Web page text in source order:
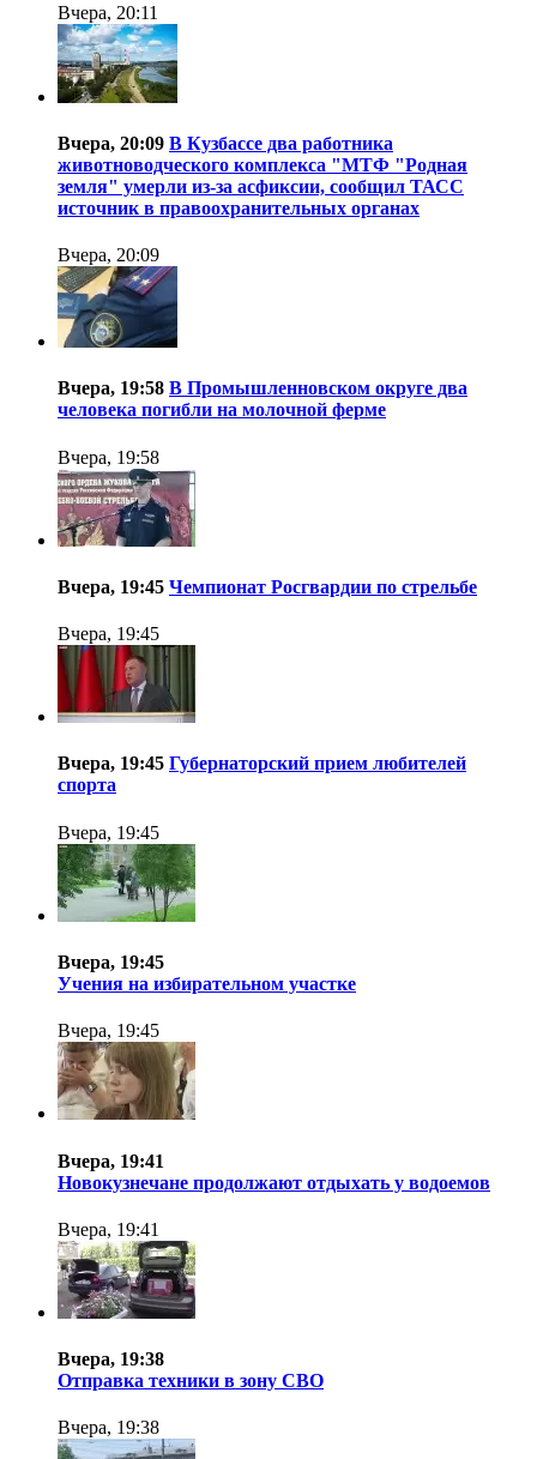
Вчера, 20:11
Вчера, 20:09 В Кузбассе два работника
животноводческого комплекса "МТФ "Родная
земля" умерли из-за асфиксии, сообщил ТАСС
источник в правоохранительных органах
Вчера, 20:09
Вчера, 19:58 В Промышленновском округе два
человека погибли на молочной ферме
Вчера, 19:58
Вчера, 19:45 Чемпионат Росгвардии по стрельбе
Вчера, 19:45
Вчера, 19:45 Губернаторский прием любителей
спорта
Вчера, 19:45
Вчера, 19:45
Учения на избирательном участке
Вчера, 19:45
Вчера, 19:41
Новокузнечане продолжают отдыхать у водоемов
Вчера, 19:41
Вчера, 19:38
Отправка техники в зону СВО
Вчера, 19:38